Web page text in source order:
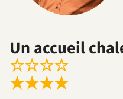
Un accueil
☆☆☆☆
★★★★